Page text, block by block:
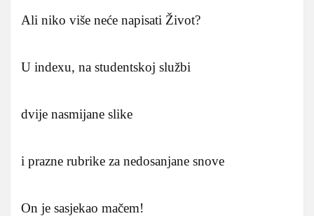
Ali niko više neće napisati Život?
U indexu, na studentskoj službi
dvije nasmijane slike
i prazne rubrike za nedosanjane snove
On je sasjekao mačem!